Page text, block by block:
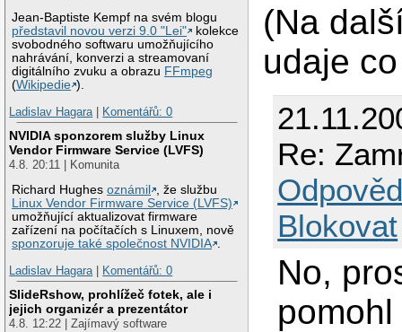
Jean-Baptiste Kempf na svém blogu
představil novou verzi 9.0 "Lei"
kolekce
svobodného softwaru umožňujícího
nahrávání, konverzi a streamovaní
digitálního zvuku a obrazu FFmpeg
(Wikipedie ).
Ladislav Hagara| Komentářů: 0
NVIDIA sponzorem služby Linux
Vendor Firmware Service (LVFS)
4.8. 20:11 | Komunita
Richard Hughesoznámil
, že službu
Linux Vendor Firmware Service (LVFS)
umožňující aktualizovat firmware
zařízení na počítačích s Linuxem, nově
sponzoruje také společnost NVIDIA .
Ladislav Hagara| Komentářů: 0
SlideRshow, prohlížeč fotek, ale i
jejich organizér a prezentátor
4.8. 12:22 | Zajímavý software
(Na
udaje
Re:
Blokovat
No,